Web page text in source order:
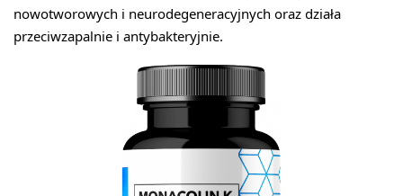
nowotworowych i neurodegeneracyjnych oraz działa
przeciwzapalnie i antybakteryjnie.